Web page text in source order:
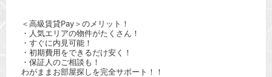
＜高級賃貸Pay＞のメリット！
・人気エリアの物件がたくさん！
・すぐに内見可能！
・初期費用をできるだけ安く！
・保証人のご相談も！
わがままお部屋探しを完全サポート！！